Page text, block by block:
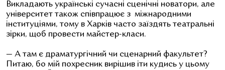
Викладають українські сучасні сценічні новатори, але
університет також співпрацює з міжнародними
інституціями, тому в Харків часто заїздять театральні
зірки, щоб провести майстер-класи.
— А там є драматургічний чи сценарний факультет?
Питаю, бо мій похресник вирішив іти кудись у цьому